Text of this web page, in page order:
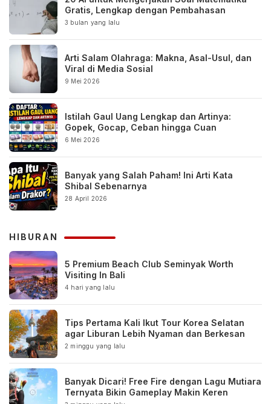
Gratis, Lengkap dengan Pembahasan
3 bulan yang lalu
Arti Salam Olahraga: Makna, Asal-Usul, dan
Viral di Media Sosial
9 Mei 2026
Istilah Gaul Uang Lengkap dan Artinya:
Gopek, Gocap, Ceban hingga Cuan
6 Mei 2026
Banyak yang Salah Paham! Ini Arti Kata
Shibal Sebenarnya
28 April 2026
HIBURAN
5 Premium Beach Club Seminyak Worth
Visiting In Bali
4 hari yang lalu
Tips Pertama Kali Ikut Tour Korea Selatan
agar Liburan Lebih Nyaman dan Berkesan
2 minggu yang lalu
Banyak Dicari! Free Fire dengan Lagu Mutiara
Ternyata Bikin Gameplay Makin Keren